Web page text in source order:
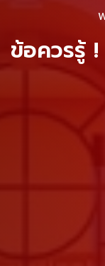
ข้อควรรู้ !